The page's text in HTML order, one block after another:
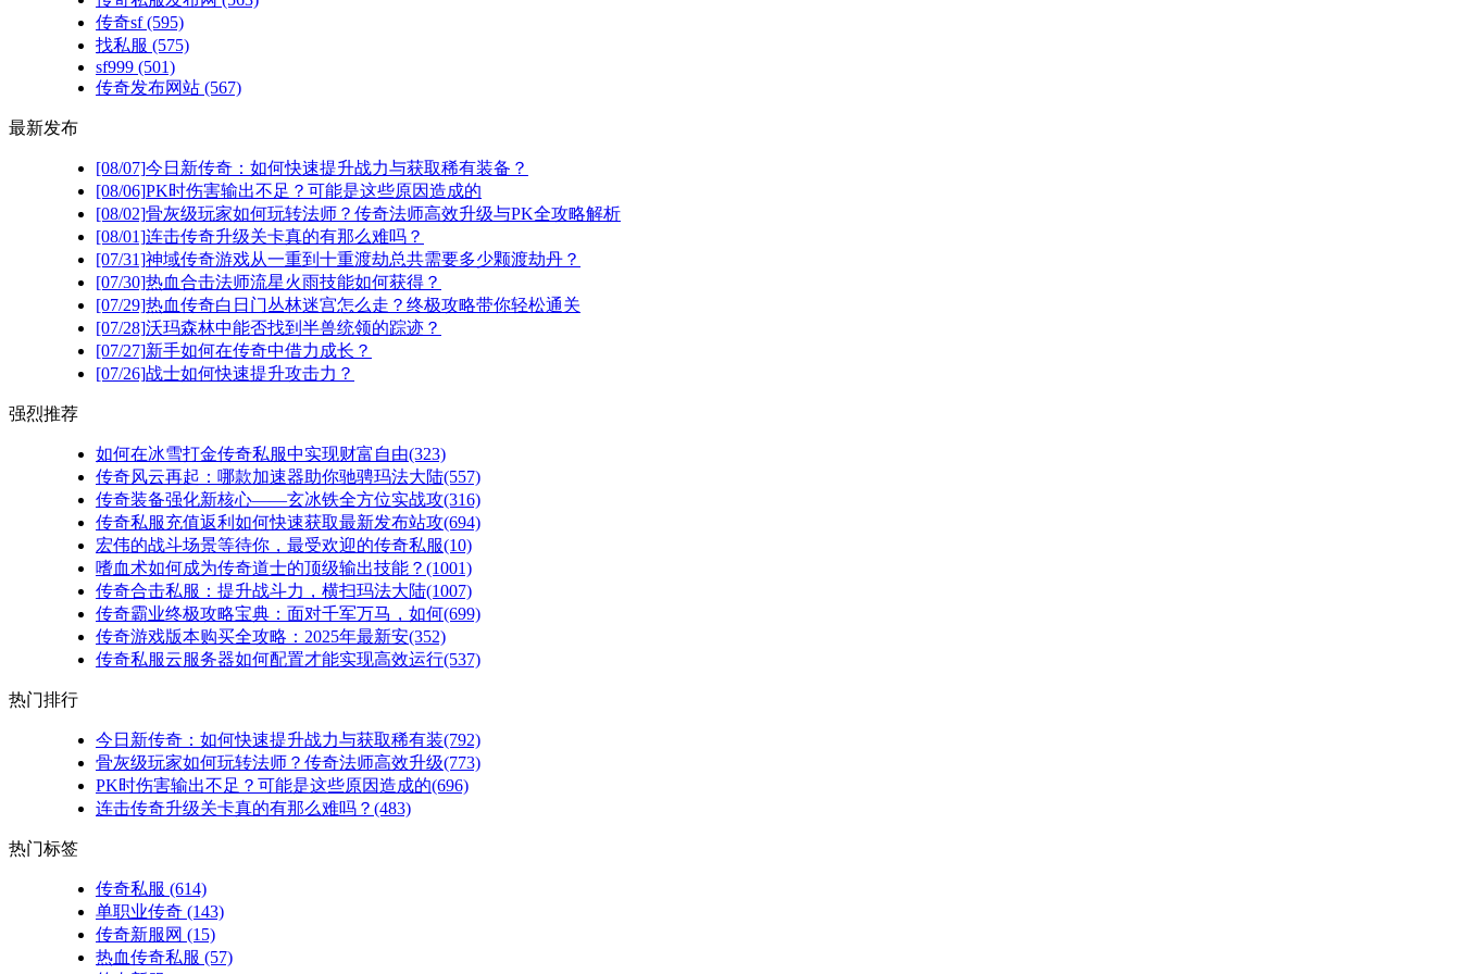
传奇sf(595)
找私服 (575)
sf999 (501)
传奇发布网站 (567)
最新发布
[08/07]今日新传奇：如何快速提升战力与获取稀有装备？
[08/06]PK时伤害输出不足？可能是这些原因造成的
[08/02]骨灰级玩家如何玩转法师？传奇法师高效升级与PK全攻略解析
[08/01]连击传奇升级关卡真的有那么难吗？
[07/31]神域传奇游戏从一重到十重渡劫总共需要多少颗渡劫丹？
[07/30]热血合击法师流星火雨技能如何获得？
[07/29]热血传奇白日门丛林迷宫怎么走？终极攻略带你轻松通关
[07/28]沃玛森林中能否找到半兽统领的踪迹？
[07/27]新手如何在传奇中借力成长？
[07/26]战士如何快速提升攻击力？
强烈推荐
如何在冰雪打金传奇私服中实现财富自由(323)
传奇风云再起：哪款加速器助你驰骋玛法大陆(557)
传奇装备强化新核心——玄冰铁全方位实战攻(316)
传奇私服充值返利如何快速获取最新发布站攻(694)
宏伟的战斗场景等待你，最受欢迎的传奇私服(10)
嗜血术如何成为传奇道士的顶级输出技能？(1001)
传奇合击私服：提升战斗力，横扫玛法大陆(1007)
传奇霸业终极攻略宝典：面对千军万马，如何(699)
传奇游戏版本购买全攻略：2025年最新安(352)
传奇私服云服务器如何配置才能实现高效运行(537)
热门排行
今日新传奇：如何快速提升战力与获取稀有装(792)
骨灰级玩家如何玩转法师？传奇法师高效升级(773)
PK时伤害输出不足？可能是这些原因造成的(696)
连击传奇升级关卡真的有那么难吗？(483)
热门标签
传奇私服 (614)
单职业传奇 (143)
传奇新服网 (15)
热血传奇私服 (57)